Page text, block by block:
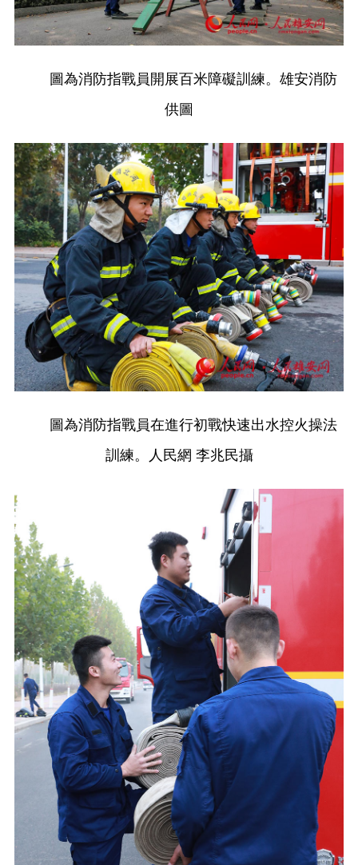
圖為消防指戰員開展百米障礙訓練。雄安消防
供圖
圖為消防指戰員在進行初戰快速出水控火操法
訓練。人民網 李兆民攝